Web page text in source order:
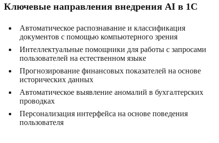
Ключевые направления внедрения AI в 1C
Автоматическое распознавание и классификация
документов с помощью компьютерного зрения
Интеллектуальные помощники для работы с запросами
пользователей на естественном языке
Прогнозирование финансовых показателей на основе
исторических данных
Автоматическое выявление аномалий в бухгалтерских
проводках
Персонализация интерфейса на основе поведения
пользователя